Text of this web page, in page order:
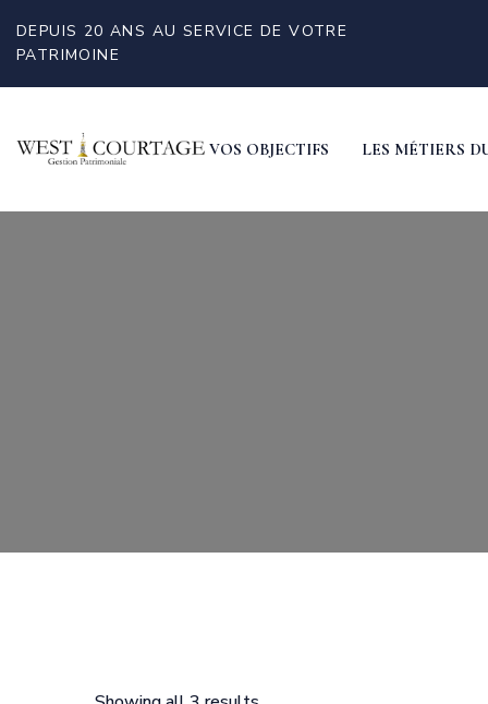
DEPUIS 20 ANS AU SERVICE DE VOTRE
PATRIMOINE
VOS OBJECTIFS LES MÉTIERS